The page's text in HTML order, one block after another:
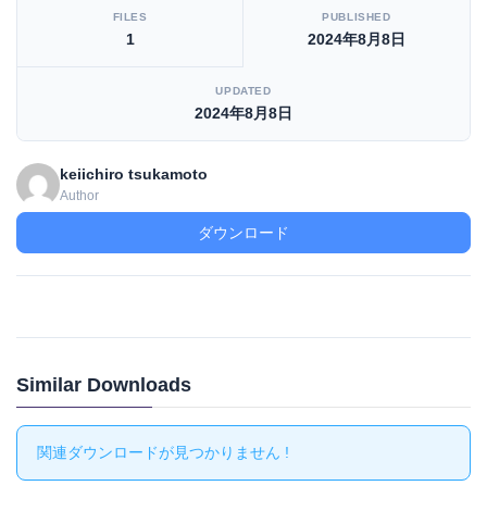
FILES
1
PUBLISHED
2024年8月8日
UPDATED
2024年8月8日
keiichiro tsukamoto
Author
ダウンロード
Similar Downloads
関連ダウンロードが見つかりません !